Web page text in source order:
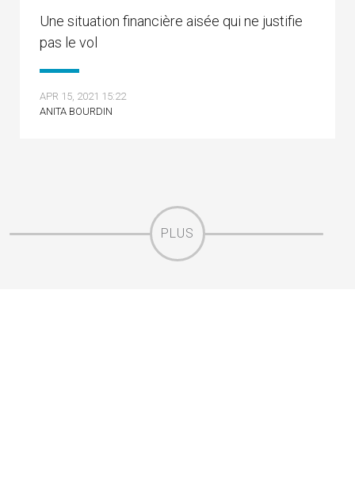
Une situation financière aisée qui ne justifie
pas le vol
APR 15, 2021 15:22
ANITA BOURDIN
PLUS